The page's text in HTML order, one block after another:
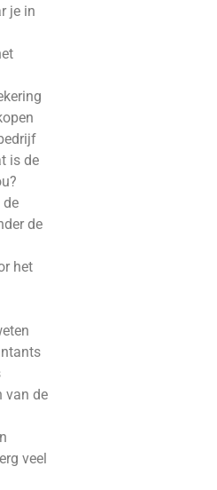
je in
is de
de
de
het
van de
veel